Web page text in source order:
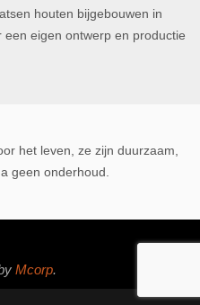
houten bijgebouwen in
eigen ontwerp en productie
het leven, ze zijn duurzaam,
geen onderhoud.
Mcorp.